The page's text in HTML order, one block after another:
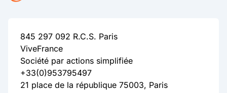
845 297 092 R.C.S. Paris
ViveFrance
Société par actions simplifiée
+33(0)953795497
21 place de la république 75003, Paris